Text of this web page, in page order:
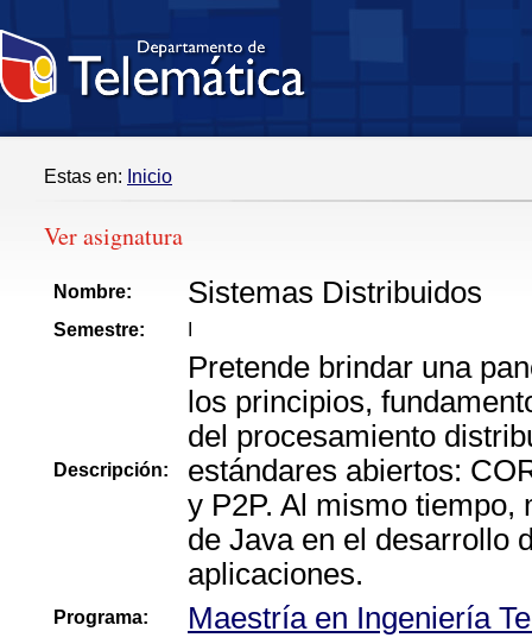
Estas en: Inicio
Ver asignatura
Nombre: Sistemas Distribuidos
Semestre:
Descripción:
Pretende brindar una
los principios,
del procesamiento
estándares abiertos:
y P2P. Al mismo tiempo,
de Java en el desarrollo
aplicaciones.
Programa: Maestría en Ingeniería